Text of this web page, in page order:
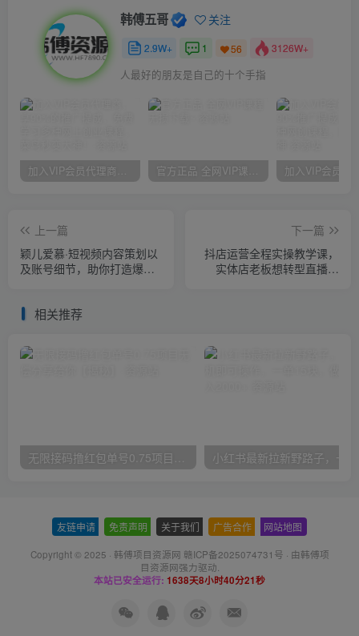
韩傅五哥 关注
2.9W+ 1 56 3126W+
人最好的朋友是自己的十个手指
加入VIP会员代理商，享90%的推广提成，免费学习多种网上创业课程，菜鸟秒变大神！ 官方正品 全网VIP课程 无损下载~
上一篇
颖儿爱慕·短视频内容策划以
及账号细节，助你打造爆款
下一篇
抖店运营全程实操教学课，
实体店老板想转型直播带
相关推荐
友链申请 免责声明 关于我们 广告合作 网站地图
Copyright © 2025 · 韩傅项目资源网 赣ICP备2025074731号 · 由韩傅项
目资源网强力驱动.
本站已安全运行: 1638天8小时40分22秒